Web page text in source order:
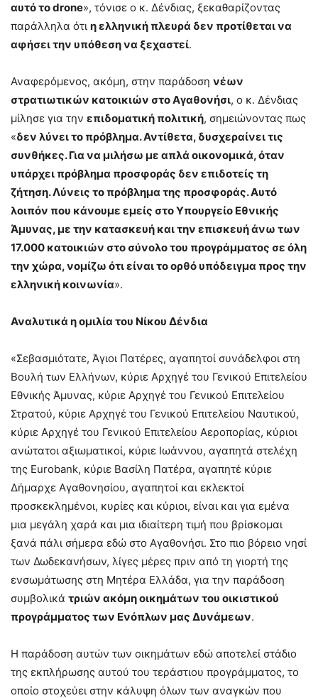
αυτό το drone», τόνισε ο κ. Δένδιας, ξεκαθαρίζοντας
παράλληλα ότι η ελληνική πλευρά δεν προτίθεται να
αφήσει την υπόθεση να ξεχαστεί.
Αναφερόμενος, ακόμη, στην παράδοση νέων
στρατιωτικών κατοικιών στο Αγαθονήσι, ο κ. Δένδιας
μίλησε για την επιδοματική πολιτική, σημειώνοντας πως
«δεν λύνει το πρόβλημα. Αντίθετα, δυσχεραίνει τις
συνθήκες. Για να μιλήσω με απλά οικονομικά, όταν
υπάρχει πρόβλημα προσφοράς δεν επιδοτείς τη
ζήτηση. Λύνεις το πρόβλημα της προσφοράς. Αυτό
λοιπόν που κάνουμε εμείς στο Υπουργείο Εθνικής
Άμυνας, με την κατασκευή και την επισκευή άνω των
17.000 κατοικιών στο σύνολο του προγράμματος σε όλη
την χώρα, νομίζω ότι είναι το ορθό υπόδειγμα προς την
ελληνική κοινωνία».
Αναλυτικά η ομιλία του Νίκου Δένδια
«Σεβασμιότατε, Άγιοι Πατέρες, αγαπητοί συνάδελφοι στη
Βουλή των Ελλήνων, κύριε Αρχηγέ του Γενικού Επιτελείου
Εθνικής Άμυνας, κύριε Αρχηγέ του Γενικού Επιτελείου
Στρατού, κύριε Αρχηγέ του Γενικού Επιτελείου Ναυτικού,
κύριε Αρχηγέ του Γενικού Επιτελείου Αεροπορίας, κύριοι
ανώτατοι αξιωματικοί, κύριε Ιωάννου, αγαπητά στελέχη
της Eurobank, κύριε Βασίλη Πατέρα, αγαπητέ κύριε
Δήμαρχε Αγαθονησίου, αγαπητοί και εκλεκτοί
προσκεκλημένοι, κυρίες και κύριοι, είναι και για εμένα
μια μεγάλη χαρά και μια ιδιαίτερη τιμή που βρίσκομαι
ξανά πάλι σήμερα εδώ στο Αγαθονήσι. Στο πιο βόρειο νησί
των Δωδεκανήσων, λίγες μέρες πριν από τη γιορτή της
ενσωμάτωσης στη Μητέρα Ελλάδα, για την παράδοση
συμβολικά τριών ακόμη οικημάτων του οικιστικού
προγράμματος των Ενόπλων μας Δυνάμεων.
Η παράδοση αυτών των οικημάτων εδώ αποτελεί στάδιο
της εκπλήρωσης αυτού του τεράστιου προγράμματος, το
οποίο στοχεύει στην κάλυψη όλων των αναγκών που